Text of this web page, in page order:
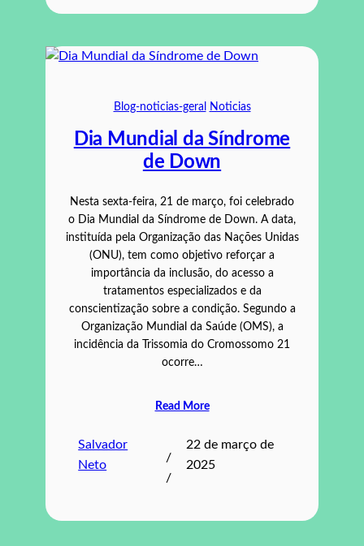
Blog-noticias-geral Noticias
Dia Mundial da Síndrome
de Down
Nesta sexta-feira, 21 de março, foi celebrado
o Dia Mundial da Síndrome de Down. A data,
instituída pela Organização das Nações Unidas
(ONU), tem como objetivo reforçar a
importância da inclusão, do acesso a
tratamentos especializados e da
conscientização sobre a condição. Segundo a
Organização Mundial da Saúde (OMS), a
incidência da Trissomia do Cromossomo 21
ocorre…
Read More
Salvador
Neto
/
/
22 de março de
2025